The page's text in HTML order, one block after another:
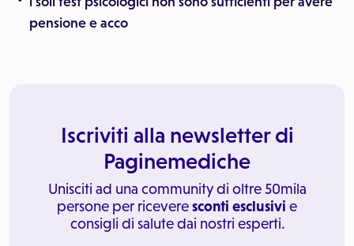
pensione e acco
Iscriviti alla newsletter di
Paginemediche
Unisciti ad una community di oltre 50mila
persone per riceveresconti esclusivi e
consigli di salute dai nostri esperti.